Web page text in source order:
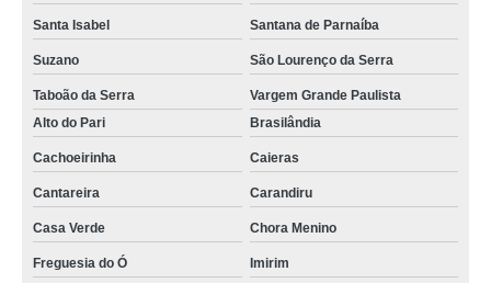
Santa Isabel Santana de Parnaíba
Suzano São Lourenço da Serra
Taboão da Serra
Vargem Grande Paulista
Alto do Pari
Brasilândia
Cachoeirinha Caieras
Cantareira Carandiru
Casa Verde Chora Menino
Freguesia do Ó Imirim